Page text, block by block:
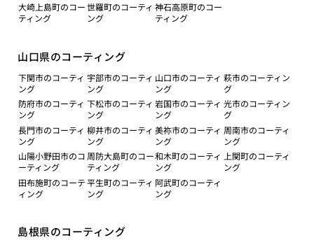
大崎上島町のコー
ティング
世羅町のコーティ
ング
神石高原町のコー
ティング
山口県のコーティング
下関市のコーティ
ング
宇部市のコーティ
ング
山口市のコーティ
ング
萩市のコーティン
グ
防府市のコーティ
ング
下松市のコーティ
ング
岩国市のコーティ
ング
光市のコーティン
グ
長門市のコーティ
ング
柳井市のコーティ
ング
美祢市のコーティ
ング
周南市のコーティ
ング
山陽小野田市のコ
ーティング
周防大島町のコー
ティング
和木町のコーティ
ング
上関町のコーティ
ング
田布施町のコーテ
ィング
平生町のコーティ
ング
阿武町のコーティ
ング
島根県のコーティング